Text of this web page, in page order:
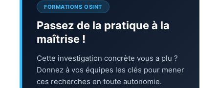
FORMATIONS OSINT
Passez de la pratique à la
maîtrise !
Cette investigation concrète vous a plu ?
Donnez à vos équipes les clés pour mener
ces recherches en toute autonomie.